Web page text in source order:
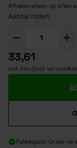
Afhalen alleen op
Aantal rollen
33,61
incl. btw (Excl.
Pakketpost: Gratis